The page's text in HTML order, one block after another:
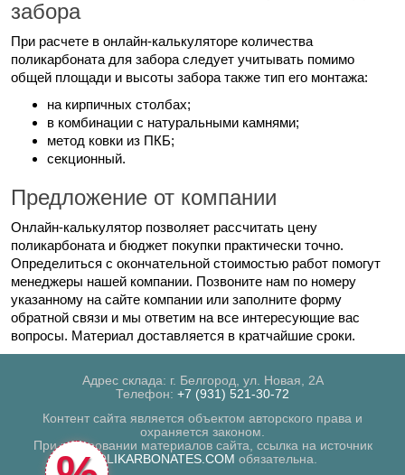
забора
При расчете в онлайн-калькуляторе количества
поликарбоната для забора следует учитывать помимо
общей площади и высоты забора также тип его монтажа:
на кирпичных столбах;
в комбинации с натуральными камнями;
метод ковки из ПКБ;
секционный.
Предложение от компании
Онлайн-калькулятор позволяет рассчитать цену
поликарбоната и бюджет покупки практически точно.
Определиться с окончательной стоимостью работ помогут
менеджеры нашей компании. Позвоните нам по номеру
указанному на сайте компании или заполните форму
обратной связи и мы ответим на все интересующие вас
вопросы. Материал доставляется в кратчайшие сроки.
Адрес склада: г. Белгород, ул. Новая, 2А
Телефон: +7 (931) 521-30-72
Контент сайта является объектом авторского права и
охраняется законом.
При копировании материалов сайта, ссылка на источник
POLIKARBONATES.COM обязательна.